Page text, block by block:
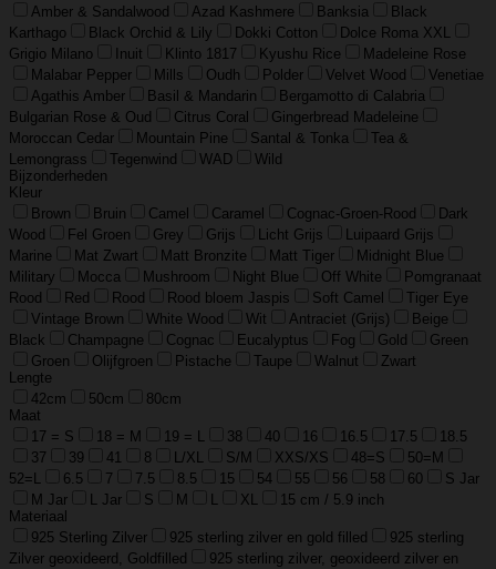
Amber & Sandalwood
Azad Kashmere Banksia
Black
Karthago
Black Orchid & Lily Dokki Cotton
Dolce Roma XXL
Grigio Milano
Inuit Klinto 1817 Kyushu Rice
Madeleine Rose
Malabar Pepper
Mills Oudh Polder Velvet Wood
Venetiae
Agathis Amber
Basil & Mandarin
Bergamotto di Calabria
Bulgarian Rose & Oud
Citrus Coral
Gingerbread Madeleine
Moroccan Cedar
Mountain Pine Santal & Tonka
Tea &
Lemongrass
Tegenwind WAD
Wild
Bijzonderheden
Kleur
Brown
Bruin Camel Caramel Cognac-Groen-Rood
Dark
Wood
Fel Groen Grey Grijs Licht Grijs
Luipaard Grijs
Marine
Mat Zwart Matt Bronzite Matt Tiger
Midnight Blue
Military
Mocca Mushroom Night Blue Off White
Pomgranaat
Rood
Red Rood Rood bloem Jaspis Soft Camel
Tiger Eye
Vintage Brown
White Wood Wit Antraciet (Grijs)
Beige
Black
Champagne Cognac Eucalyptus Fog Gold
Green
Groen
Olijfgroen Pistache Taupe Walnut
Zwart
Lengte
42cm
50cm
80cm
Maat
17 = S
18 = M 19 = L 38 40 16 16.5 17.5
18.5
37
39 41 8 L/XL S/M XXS/XS 48=S
50=M
52=L
6.5 7 7.5 8.5 15 54 55 56 58 60
S Jar
M Jar
L Jar S M XL
15 cm / 5.9 inch
Materiaal
925 Sterling Zilver
925 sterling zilver en gold filled
925 sterling
Zilver geoxideerd, Goldfilled
925 sterling zilver, geoxideerd zilver en